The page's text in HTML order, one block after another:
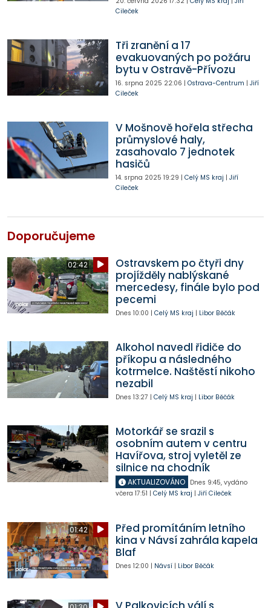
Cileček
Tři zranění a 17
evakuovaných po požáru
bytu v Ostravě-Přívozu
16. srpna 2025 22:06 | Ostrava-Centrum | Jiří
Cileček
V Mošnově hořela střecha
průmyslové haly,
zasahovalo 7 jednotek
hasičů
14. srpna 2025 19:29 | Celý MS kraj | Jiří
Cileček
Doporučujeme
02:42
Ostravskem po čtyři dny
projížděly nablýskané
mercedesy, finále bylo pod
pecemi
Dnes 10:00 | Celý MS kraj | Libor Běčák
Alkohol navedl řidiče do
příkopu a následného
kotrmelce. Naštěstí nikoho
nezabil
Dnes 13:27 | Celý MS kraj | Libor Běčák
Motorkář se srazil s
osobním autem v centru
Havířova, stroj vyletěl ze
silnice na chodník
AKTUALIZOVÁNO Dnes 9:45, vydáno
včera 17:51 | Celý MS kraj | Jiří Cileček
01:42
Před promítáním letního
kina v Návsí zahrála kapela
Blaf
Dnes 12:00 | Návsí| Libor Běčák